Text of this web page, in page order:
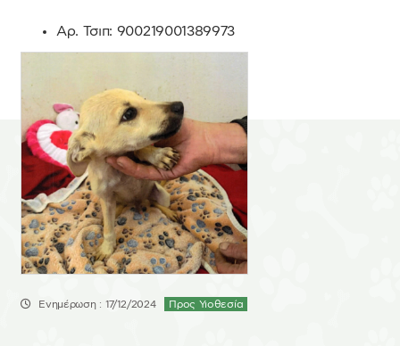
Αρ. Τσιπ: 900219001389973
Προς Υιοθεσία
Ενημέρωση : 17/12/2024